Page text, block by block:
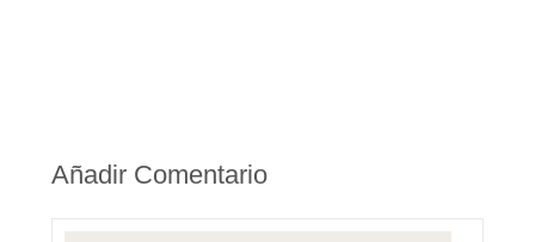
Añadir Comentario